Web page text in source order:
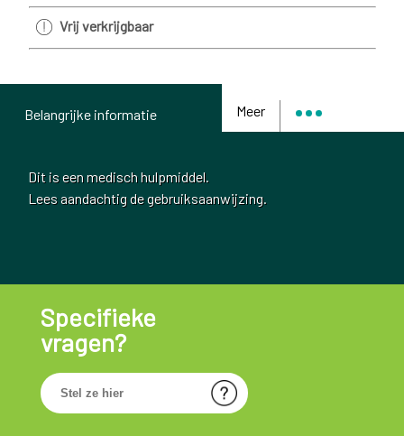
Vrij verkrijgbaar
Meer
Belangrijke informatie
Dit is een medisch hulpmiddel.
Lees aandachtig de gebruiksaanwijzing.
Specifieke
vragen?